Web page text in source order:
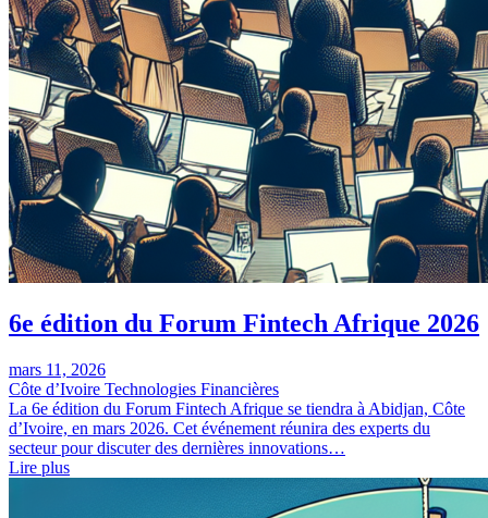
6e édition du Forum Fintech Afrique 2026
mars 11, 2026
Côte d’Ivoire Technologies Financières
La 6e édition du Forum Fintech Afrique se tiendra à Abidjan, Côte
d’Ivoire, en mars 2026. Cet événement réunira des experts du
secteur pour discuter des dernières innovations…
Lire plus